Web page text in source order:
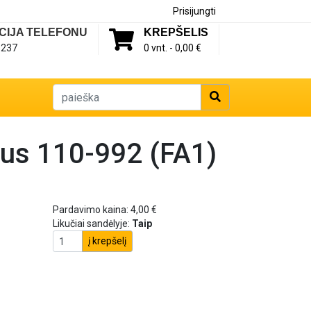
Prisijungti
KREPŠELIS
0 vnt. - 0,00 €
TELEFONU
110-992 (FA1)
Pardavimo kaina: 4,00 €
Likučiai sandėlyje: Taip
į krepšelį